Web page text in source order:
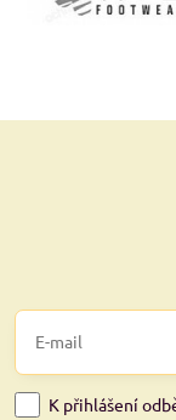
K přihlášení